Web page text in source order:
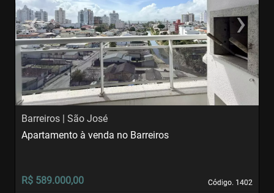
‹Previous ›Next
Barreiros | São José
Código. 1402
Código. 1402
Apartamento à venda no Barreiros
R$ 589.000,00